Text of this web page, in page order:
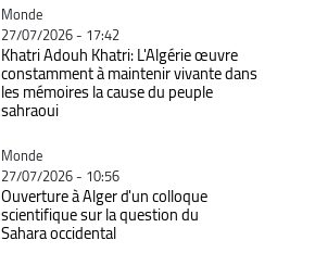
Catégorie
Monde
27/07/2026 - 17:42
Khatri Adouh Khatri: L'Algérie œuvre
constamment à maintenir vivante dans
les mémoires la cause du peuple
sahraoui
Catégorie
Monde
27/07/2026 - 10:56
Ouverture à Alger d'un colloque
scientifique sur la question du
Sahara occidental